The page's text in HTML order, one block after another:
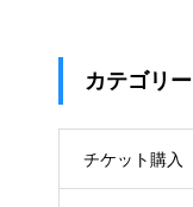
カテゴリー
チケット購入